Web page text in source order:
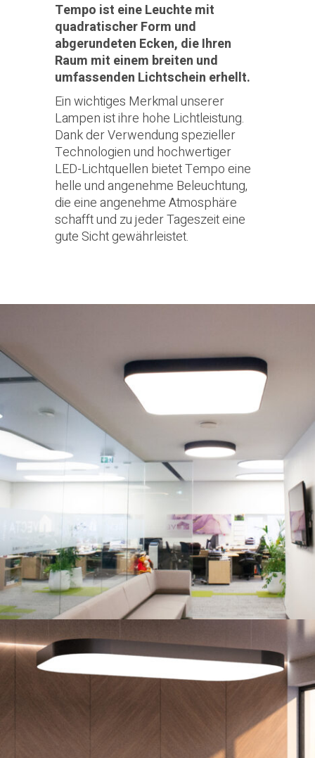
Tempo ist eine Leuchte mit
quadratischer Form und
abgerundeten Ecken, die Ihren
Raum mit einem breiten und
umfassenden Lichtschein erhellt.
Ein wichtiges Merkmal unserer
Lampen ist ihre hohe Lichtleistung.
Dank der Verwendung spezieller
Technologien und hochwertiger
LED-Lichtquellen bietet Tempo eine
helle und angenehme Beleuchtung,
die eine angenehme Atmosphäre
schafft und zu jeder Tageszeit eine
gute Sicht gewährleistet.